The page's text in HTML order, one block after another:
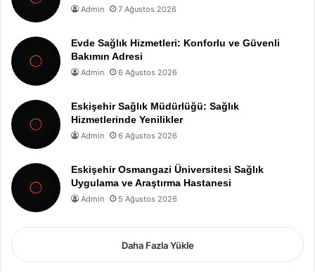
Admin 7 Ağustos 2026
Evde Sağlık Hizmetleri: Konforlu ve Güvenli
Bakımın Adresi
Admin 6 Ağustos 2026
Eskişehir Sağlık Müdürlüğü: Sağlık
Hizmetlerinde Yenilikler
Admin 6 Ağustos 2026
Eskişehir Osmangazi Üniversitesi Sağlık
Uygulama ve Araştırma Hastanesi
Admin 5 Ağustos 2026
Daha Fazla Yükle